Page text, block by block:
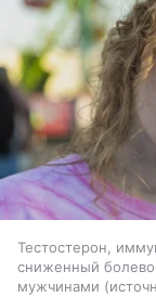
Тестостерон,
сниженный
мужчинами